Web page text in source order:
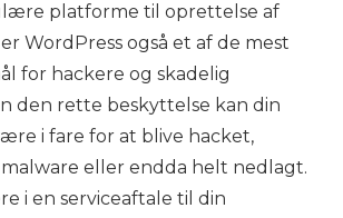
platforme til oprettelse af
WordPress også et af de mest
for hackere og skadelig
den rette beskyttelse kan din
i fare for at blive hacket,
eller endda helt nedlagt.
i en serviceaftale til din